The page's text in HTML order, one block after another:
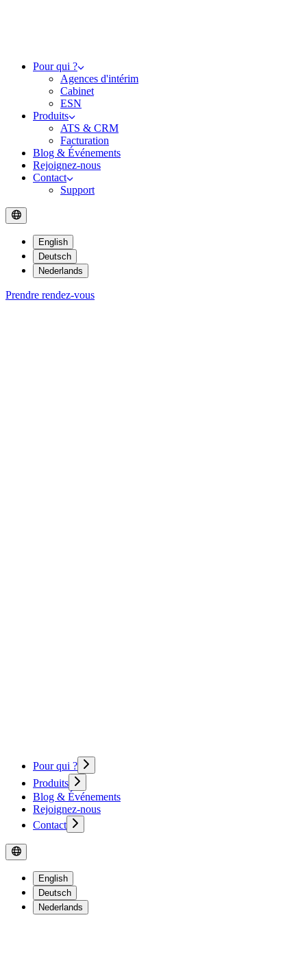
Pour qui ?
Agences d'intérim
Cabinet
ESN
Produits
ATS & CRM
Facturation
Blog & Événements
Rejoignez-nous
Contact
Support
English
Deutsch
Nederlands
Prendre rendez-vous
Pour qui ?
Produits
Blog & Événements
Rejoignez-nous
Contact
English
Deutsch
Nederlands